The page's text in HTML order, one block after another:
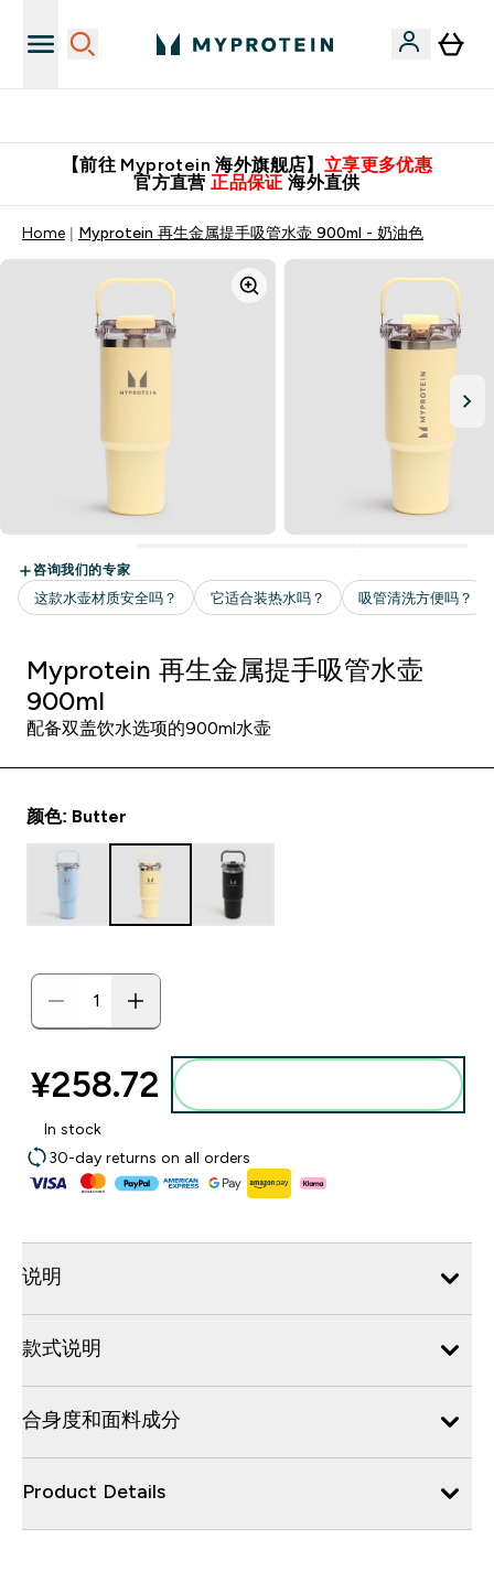
【前往 Myprotein 海外旗舰店】 立享更多优惠
官方直营 正品保证 海外直供
Home Myprotein 再生金属提手吸管水壶 900ml - 奶油色
Myprotein 再生金属提手吸管水壶
900ml
配备双盖饮水选项的900ml水壶
颜色: Butter
¥258.72‎
In stock
30-day returns on all orders
说明
款式说明
合身度和面料成分
Product Details